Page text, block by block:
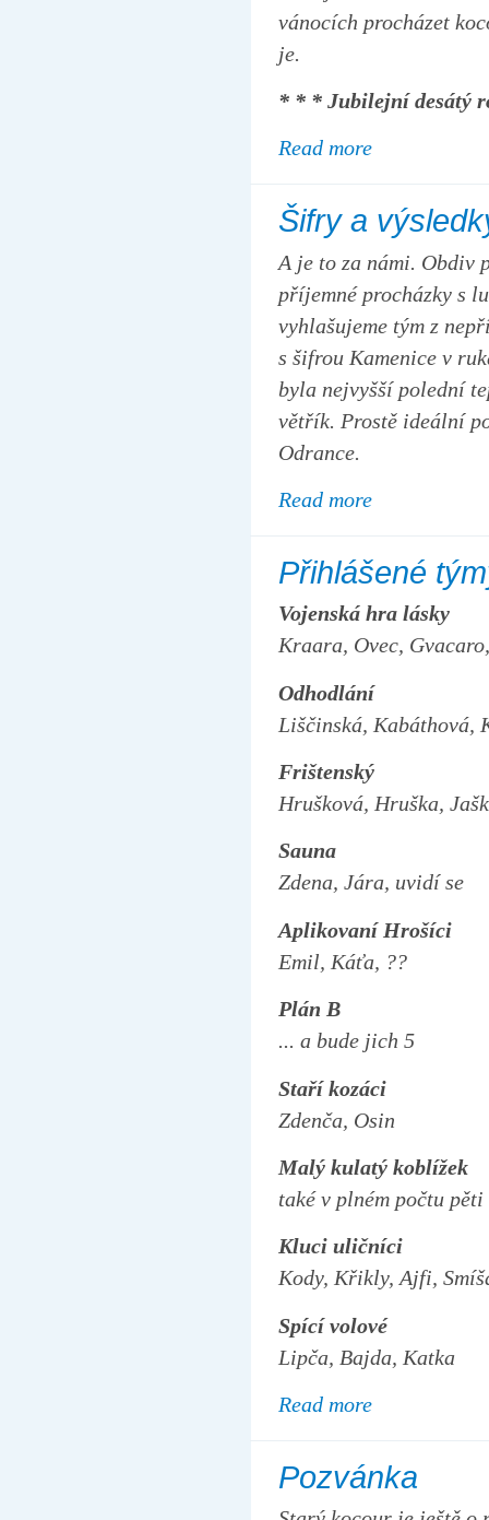
vánocích procházet
je.
* * * Jubilejní desátý
Read more
Šifry a
A je to za námi. Obdiv
příjemné procházky s
vyhlašujeme tým z
s šifrou Kamenice v
byla nejvyšší polední
větřík. Prostě ideální
Odrance.
Read more
Přihlášené
Vojenská hra lásky
Kraara, Ovec,
Odhodlání
Liščinská, Kabáthová,
Frištenský
Hrušková, Hruška,
Sauna
Zdena, Jára, uvidí se
Aplikovaní Hrošíci
Emil, Káťa, ??
Plán B
... a bude jich 5
Staří kozáci
Zdenča, Osin
Malý kulatý koblížek
také v plném počtu pěti
Kluci uličníci
Kody, Křikly, Ajfi,
Spící volové
Lipča, Bajda, Katka
Read more
Pozvánka